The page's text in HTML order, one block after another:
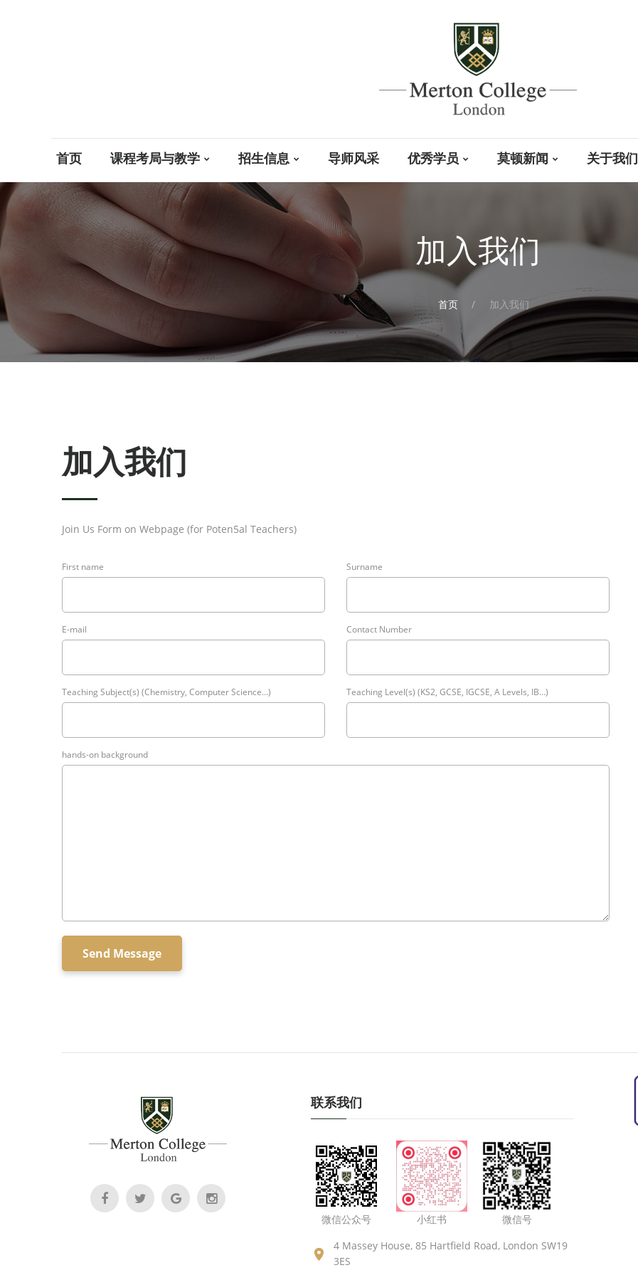
首页 课程考局与教学 招生信息 导师风采 优秀学员 莫顿新闻 关于我们
加入我们
首页 加入我们
加入我们
Join Us Form on Webpage (for Poten5al Teachers)
First name Surname
E-mail Contact Number
Teaching Subject(s) (Chemistry, Computer Science…) Teaching Level(s) (KS2, GCSE, IGCSE, A Levels, IB…)
hands-on background
Send Message
联系我们
微信公众号 小红书
微信号
4 Massey House, 85 Hartfield Road, London SW19
3ES